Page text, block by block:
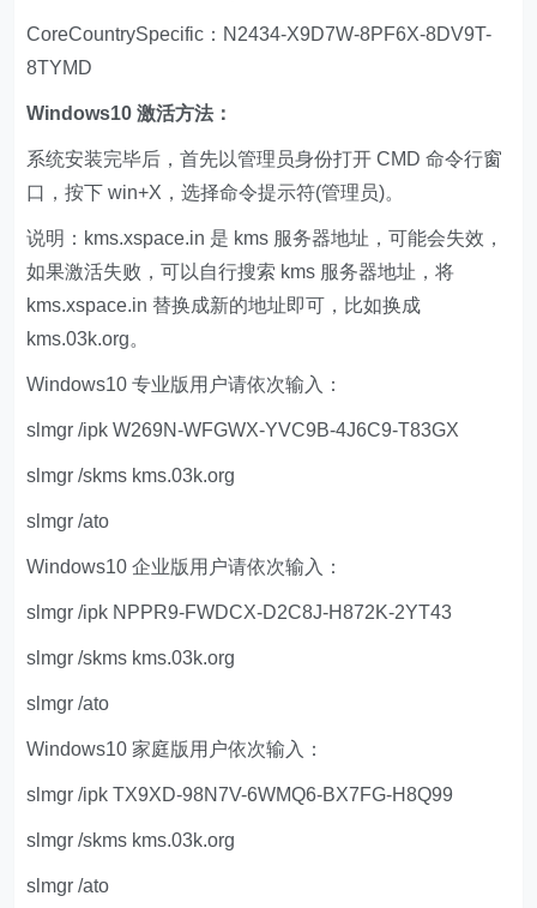
CoreCountrySpecific：N2434-X9D7W-8PF6X-8DV9T-
8TYMD
Windows10 激活方法：
系统安装完毕后，首先以管理员身份打开 CMD 命令行窗
口，按下 win+X，选择命令提示符(管理员)。
说明：kms.xspace.in 是 kms 服务器地址，可能会失效，
如果激活失败，可以自行搜索 kms 服务器地址，将
kms.xspace.in 替换成新的地址即可，比如换成
kms.03k.org。
Windows10 专业版用户请依次输入：
slmgr /ipk W269N-WFGWX-YVC9B-4J6C9-T83GX
slmgr /skms kms.03k.org
slmgr /ato
Windows10 企业版用户请依次输入：
slmgr /ipk NPPR9-FWDCX-D2C8J-H872K-2YT43
slmgr /skms kms.03k.org
slmgr /ato
Windows10 家庭版用户依次输入：
slmgr /ipk TX9XD-98N7V-6WMQ6-BX7FG-H8Q99
slmgr /skms kms.03k.org
slmgr /ato